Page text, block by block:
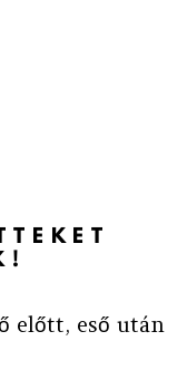
előtt, eső után